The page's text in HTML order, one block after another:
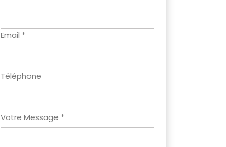
Email *
Téléphone
Votre Message *